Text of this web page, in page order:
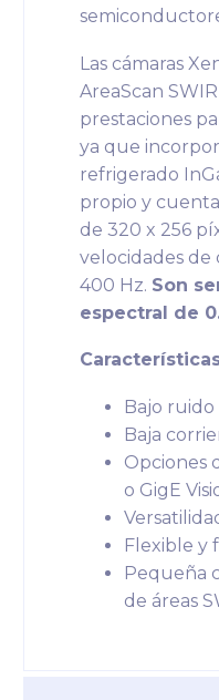
Las cámaras
AreaScan
prestaciones
ya que
refrigerado
propio y
de 320 x 256
velocidades de
400 Hz. Son
espectral de
Bajo ruido
Baja
Opciones
o GigE
Flexible y
Pequeña
de áreas